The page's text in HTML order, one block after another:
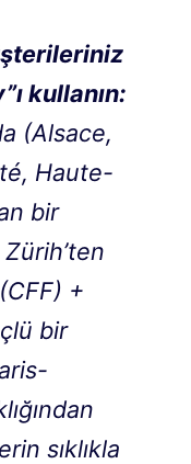
kullanın:
(Alsace,
Haute-
bir
+
bir
sıklıkla